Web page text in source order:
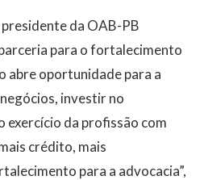
da OAB-PB
para o fortalecimento
abre oportunidade para a
investir no
exercício da profissão com
crédito, mais
para a advocacia”,